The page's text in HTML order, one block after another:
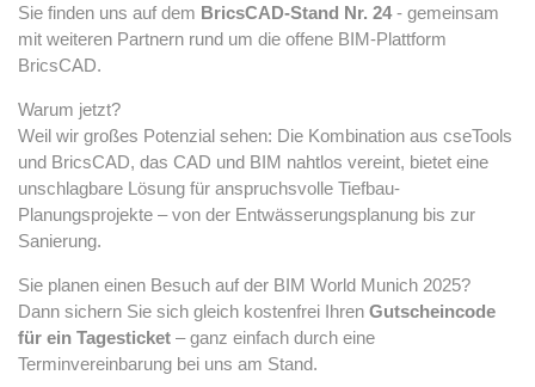
Sie finden uns auf dem BricsCAD-Stand Nr. 24- gemeinsam
mit weiteren Partnern rund um die offene BIM-Plattform
BricsCAD.
Warum jetzt?
Weil wir großes Potenzial sehen: Die Kombination aus cseTools
und BricsCAD, das CAD und BIM nahtlos vereint, bietet eine
unschlagbare Lösung für anspruchsvolle Tiefbau-
Planungsprojekte – von der Entwässerungsplanung bis zur
Sanierung.
Sie planen einen Besuch auf der BIM World Munich 2025?
Dann sichern Sie sich gleich kostenfrei Ihren Gutscheincode
für ein Tagesticket – ganz einfach durch eine
Terminvereinbarung bei uns am Stand.